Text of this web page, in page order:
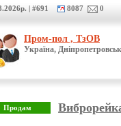
| #691 8087 0
Пром-пол , ТзОВ
Україна,